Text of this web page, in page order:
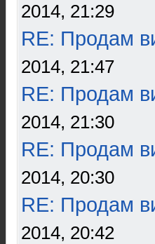
2014, 21:29
RE: Продам
2014, 21:47
RE: Продам
2014, 21:30
RE: Продам
2014, 20:30
RE: Продам
2014, 20:42